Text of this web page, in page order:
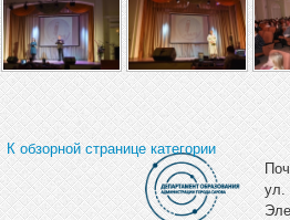
К обзорной странице категории
ул.